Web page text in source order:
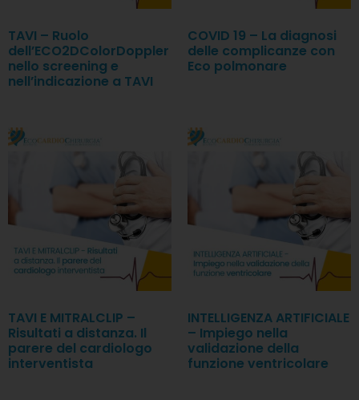
TAVI – Ruolo
dell’ECO2DColorDoppler
nello screening e
nell’indicazione a TAVI
COVID 19 – La diagnosi
delle complicanze con
Eco polmonare
TAVI E MITRALCLIP –
Risultati a distanza. Il
parere del cardiologo
interventista
INTELLIGENZA ARTIFICIALE
– Impiego nella
validazione della
funzione ventricolare